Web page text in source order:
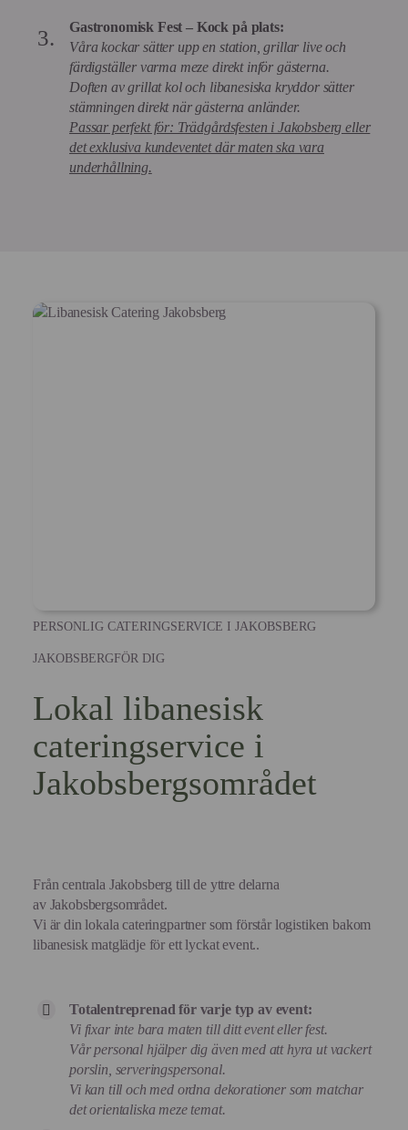
Gastronomisk Fest – Kock på plats:
Våra kockar sätter upp en station, grillar live och
färdigställer varma meze direkt inför gästerna.
Doften av grillat kol och libanesiska kryddor sätter
stämningen direkt när gästerna anländer.
Passar perfekt för: Trädgårdsfesten i Jakobsberg eller
det exklusiva kundeventet där maten ska vara
underhållning.
PERSONLIG CATERINGSERVICE I JAKOBSBERG
JAKOBSBERGFÖR DIG
Lokal libanesisk
cateringservice i
Jakobsbergsområdet
Från centrala Jakobsbergtill de yttre delarna
av Jakobsbergsområdet.
Vi är din lokala cateringpartner som förstår logistiken bakom
libanesisk matglädje för ett lyckat event..
Totalentreprenad för varje typ av event:
Vi fixar inte bara maten till ditt event eller fest.
Vår personal hjälper dig även med att hyra ut vackert
porslin, serveringspersonal.
Vi kan till och med ordna dekorationer som matchar
det orientaliska meze temat.